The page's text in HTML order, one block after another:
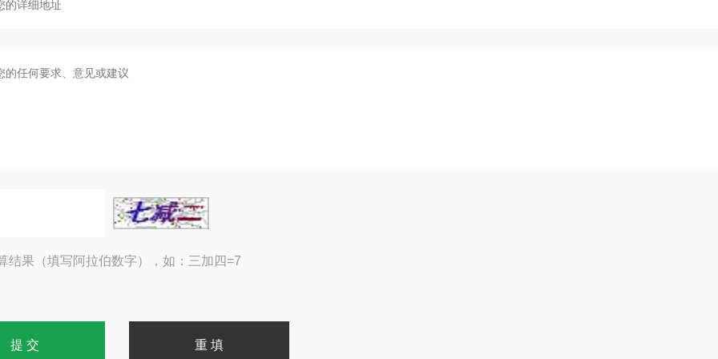
结果（填写阿拉伯数字），如：三加四=7